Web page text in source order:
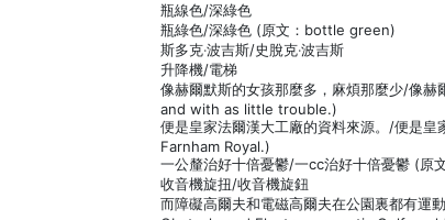
瓶線色/深綠色
瓶綠色/深綠色 (原文：bottle green)
斯多克‧波吉斯/史脫克‧波吉斯
升降機/電梯
像赫爾默斯的女孩那麼多，麻煩那麼少/像
and with as little trouble.)
便是皇家法爾漢大工廠的資料來源。/便是
Farnham Royal.)
一公釐治好十倍憂鬱/一cc治好十倍憂鬱 (
收音機旋扭/收音機旋鈕
而障礙高爾夫和電磁高爾夫在公園裏都有運